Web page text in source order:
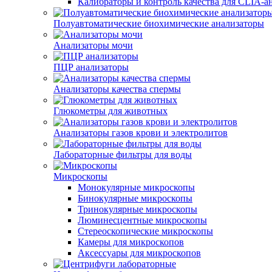
Полуавтоматические биохимические анализаторы
Анализаторы мочи
ПЦР анализаторы
Анализаторы качества спермы
Глюкометры для животных
Анализаторы газов крови и электролитов
Лабораторные фильтры для воды
Микроскопы
Монокулярные микроскопы
Бинокулярные микроскопы
Тринокулярные микроскопы
Люминесцентные микроскопы
Стереоскопические микроскопы
Камеры для микроскопов
Аксессуары для микроскопов